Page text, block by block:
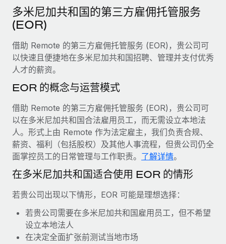
服务
咨询专家
获得全球人力资源与合规方面的专家帮助
背景调查
简化候选人筛选流程
合规守望台
防范合规风险
设备管理
快速建立合规实体
人员调配与搬迁
轻松搬迁员工
成为合作伙伴
与我们共探合作机遇
集成与人工智能自动化咨询
案例研究
新闻室
洞察中心
获得支持
博客
Why owned entities are key to maintaining
EOR compliance
As the global workforce continues to expand in response
to the demands of today’s labor market, the...
了解更多
中文（简体）
多米尼加共和国的第三方雇佣托管服务
(EOR)
借助 Remote 的第三方雇佣托管服务 (EOR)，贵公司可
以快速且便捷地在多米尼加共和国招聘、管理并支付优秀
人才的薪资。
EOR 的概念与运营模式
借助 Remote 的第三方雇佣托管服务 (EOR)，贵公司可
以在多米尼加共和国合法雇用员工，而无需设立本地法
人。形式上由 Remote 作为法定雇主，我们负责合规、
薪资、福利（包括股权）及其他人事流程，但贵公司仍全
面掌控员工的日常管理与工作职责。 了解详情。
在多米尼加共和国适合使用 EOR 的情形
若贵公司出现以下情形，EOR 可能是理想选择：
若贵公司需要在多米尼加共和国雇用员工，但不希望
设立本地法人
在决定全面扩张前测试当地市场